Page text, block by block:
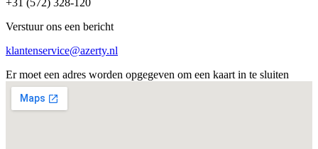
Verstuur ons een bericht
klantenservice@azerty.nl
Er moet een adres worden opgegeven om een kaart in te sluiten